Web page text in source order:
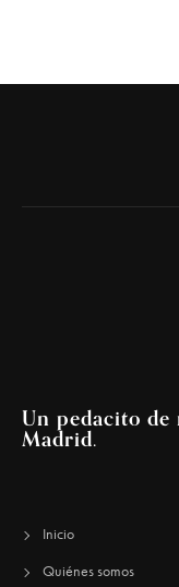
Un pedacito
Madrid.
Inicio
Quiénes somos